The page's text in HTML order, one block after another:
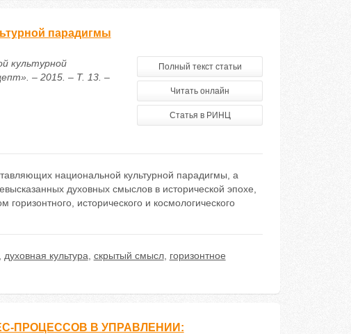
парадигмы
культурной
– 2015. – Т. 13. –
Полный текст статьи
Читать онлайн
Статья в РИНЦ
национальной культурной парадигмы, а
духовных смыслов в исторической эпохе,
исторического и космологического
духовная культура скрытый смысл, горизонтное
ПРОЦЕССОВ В УПРАВЛЕНИИ: